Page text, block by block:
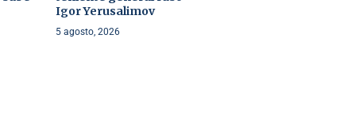
Igor Yerusalimov
5 agosto, 2026